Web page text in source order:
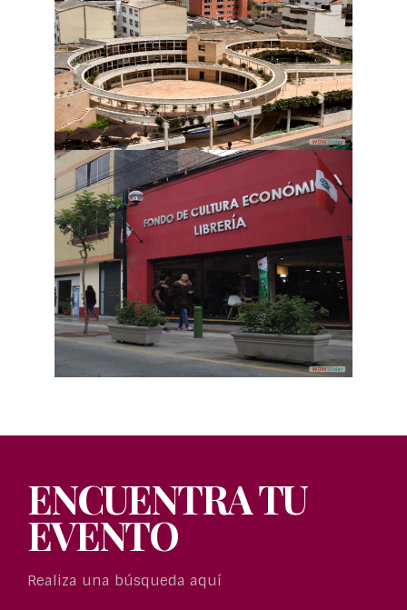
ENCUENTRA TU
EVENTO
Realiza una búsqueda aquí